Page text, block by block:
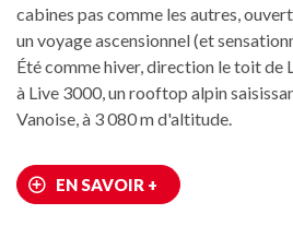
cabines pas comme les autres,
un voyage ascensionnel (et
Été comme hiver, direction le toit de
à Live 3000, un rooftop alpin
Vanoise, à 3 080 m d'altitude.
EN SAVOIR +